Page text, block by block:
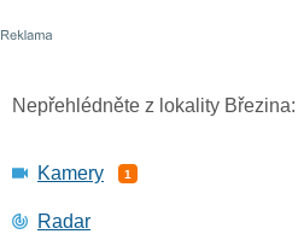
Nepřehlédněte z lokality Březina:
Kamery 1
Radar